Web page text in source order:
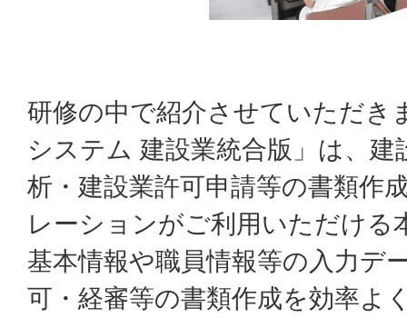
研修の中で紹介させていただき
システム 建設業統合版」は、建
析・建設業許可申請等の書類作
レーションがご利用いただける
基本情報や職員情報等の入力デ
可・経審等の書類作成を効率よ